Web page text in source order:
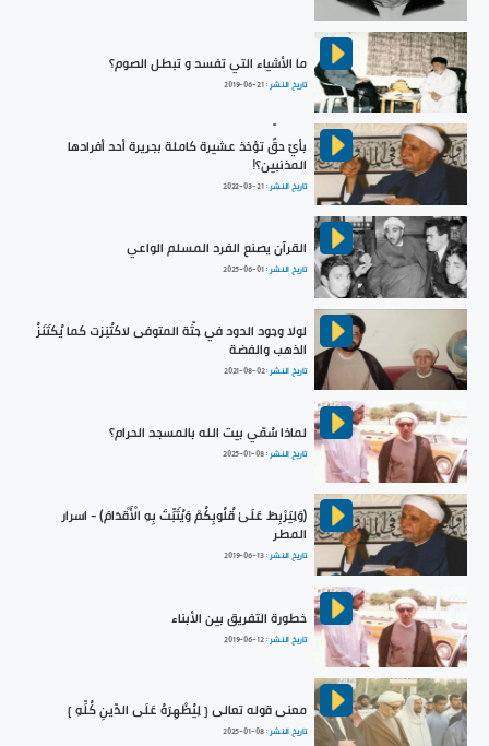
ما الأشياء التي تفسد و تبطل الصوم؟
تاريخ النشر :2019-06-21
بأيّ حقٍّ تؤخذ عشيرة كاملة بجريرة أحد أفرادها
المذنبين؟!
تاريخ النشر :2022-03-21
القرآن يصنع الفرد المسلم الواعي
تاريخ النشر :2025-06-01
لولا وجود الدود في جثّة المتوفى لاكتُنِزت كما يُكتَنَزُ
الذهب والفضة
تاريخ النشر :2021-08-02
لماذا سُمّي بيت الله بالمسجد الحرام؟
تاريخ النشر :2025-01-08
(وَلِيَرْبِطَ عَلَىٰ قُلُوبِكُمْ وَيُثَبِّتَ بِهِ الْأَقْدَامَ) - اسرار
المطر
تاريخ النشر :2019-06-13
خطورة التفريق بين الأبناء
تاريخ النشر :2019-06-12
معنى قوله تعالى { لِيُظْهِرَهُ عَلَى الدِّينِ كُلِّهِ }
تاريخ النشر :2025-01-08